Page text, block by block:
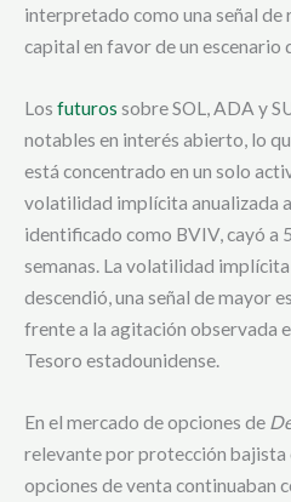
interpretado como una señal de
capital en favor de un escenario
Los futuros sobre SOL, ADA y
notables en interés abierto, lo
está concentrado en un solo
volatilidad implícita anualizada
identificado como BVIV, cayó a
semanas. La volatilidad
descendió, una señal de mayor
frente a la agitación observada
Tesoro estadounidense.
En el mercado de opciones de
relevante por protección bajista
opciones de venta continuaban